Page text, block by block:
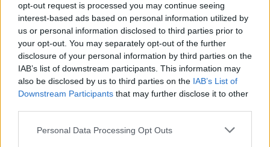
opt-out request is processed you may continue seeing
interest-based ads based on personal information utilized by
us or personal information disclosed to third parties prior to
your opt-out. You may separately opt-out of the further
disclosure of your personal information by third parties on the
IAB’s list of downstream participants. This information may
also be disclosed by us to third parties on the IAB’s List of
Downstream Participants that may further disclose it to other
Personal Data Processing Opt Outs
Κατά 23% ο κίνδυνος στενώσεως και
επομένως καρδιοπάθειας
Αυξήσεις παρατηρήθηκαν και με κάθε αύξηση
στην ατμοσφαιρική ρύπανση από διοξείδιο του
αζώτου. Ήταν όμως λίγο μικρότερες απ’ ό,τι με
τα ΡΜ2,5.
Η μελέτη έδειξε ακόμα ότι ο κίνδυνος
καρδιοπάθειας αυξανόταν κατά 81% στις